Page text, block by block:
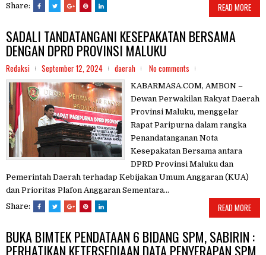
Share:
READ MORE
SADALI TANDATANGANI KESEPAKATAN BERSAMA
DENGAN DPRD PROVINSI MALUKU
Redaksi September 12, 2024 daerah No comments
KABARMASA.COM, AMBON –
Dewan Perwakilan Rakyat Daerah
Provinsi Maluku, menggelar
Rapat Paripurna dalam rangka
Penandatanganan Nota
Kesepakatan Bersama antara
DPRD Provinsi Maluku dan
Pemerintah Daerah terhadap Kebijakan Umum Anggaran (KUA)
dan Prioritas Plafon Anggaran Sementara...
Share:
READ MORE
BUKA BIMTEK PENDATAAN 6 BIDANG SPM, SABIRIN :
PERHATIKAN KETERSEDIAAN DATA PENYERAPAN SPM